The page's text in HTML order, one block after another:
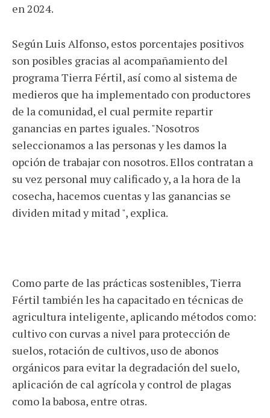
en 2024.
Según Luis Alfonso, estos porcentajes positivos
son posibles gracias al acompañamiento del
programa Tierra Fértil, así como al sistema de
medieros que ha implementado con productores
de la comunidad, el cual permite repartir
ganancias en partes iguales. "Nosotros
seleccionamos a las personas y les damos la
opción de trabajar con nosotros. Ellos contratan a
su vez personal muy calificado y, a la hora de la
cosecha, hacemos cuentas y las ganancias se
dividen mitad y mitad ", explica.
Como parte de las prácticas sostenibles, Tierra
Fértil también les ha capacitado en técnicas de
agricultura inteligente, aplicando métodos como:
cultivo con curvas a nivel para protección de
suelos, rotación de cultivos, uso de abonos
orgánicos para evitar la degradación del suelo,
aplicación de cal agrícola y control de plagas
como la babosa, entre otras.